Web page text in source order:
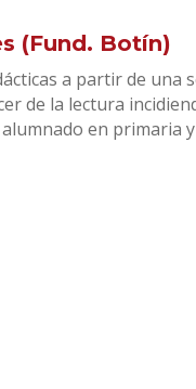
(Fund. Botín)
a partir de una
de la lectura
en primaria